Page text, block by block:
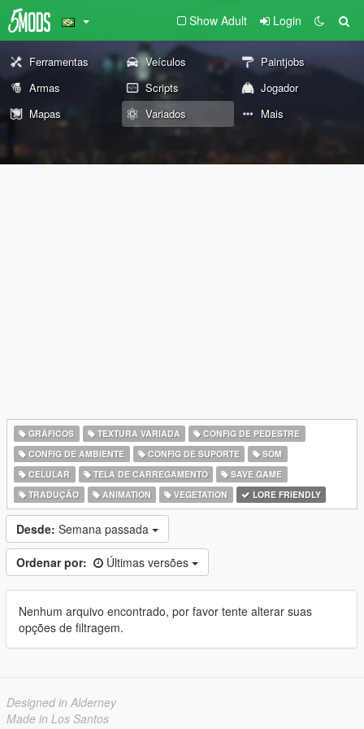
Show Adult Login
Ferramentas Veículos
Paintjobs
Armas
Scripts
Jogador
Mapas
Variados Mais
GRÁFICOS TEXTURA VARIADA
CONFIG DE PEDESTRE
CONFIG DE AMBIENTE
CONFIG DE SUPORTE
SOM
CELULAR
TELA DE CARREGAMENTO
SAVE GAME
TRADUÇÃO
ANIMATION VEGETATION LORE FRIENDLY
Desde: Semana passada
Ordenar por: Últimas versões
Nenhum arquivo encontrado, por favor tente alterar suas
opções de filtragem.
Designed in Alderney
Made in Los Santos